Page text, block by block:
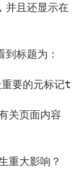
并且还显示在
标题为：
要的元标记
关页面内容
重大影响？